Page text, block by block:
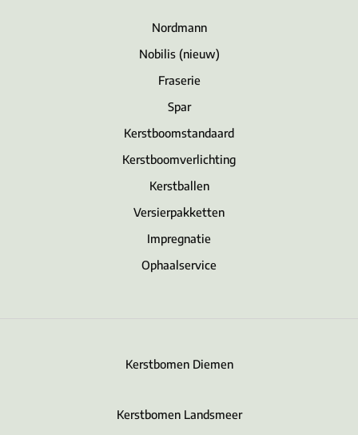
Nordmann
Nobilis (nieuw)
Fraserie
Spar
Kerstboomstandaard
Kerstboomverlichting
Kerstballen
Versierpakketten
Impregnatie
Ophaalservice
Kerstbomen Diemen
Kerstbomen Landsmeer